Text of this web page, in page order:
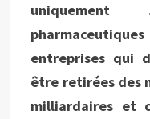
entreprises qui
être retirées des
milliardaires et